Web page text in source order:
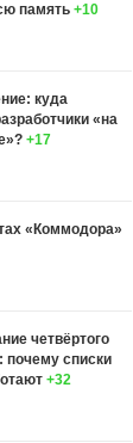
память +10
куда
«на
+17
«Коммодора»
четвёртого
почему списки
+32